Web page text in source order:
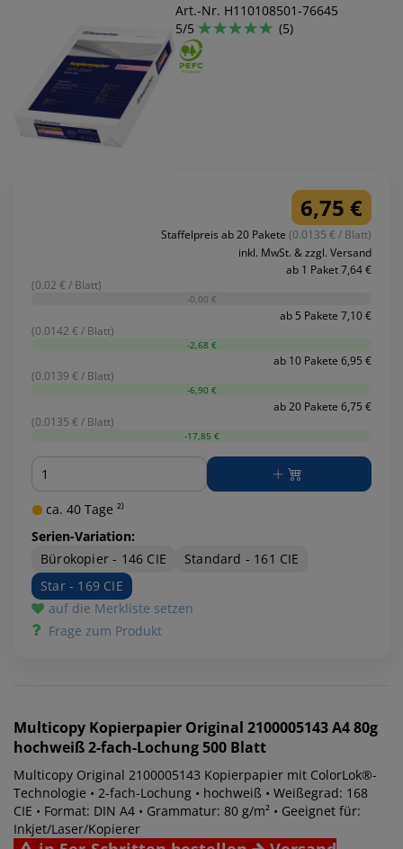
Art.-Nr. H110108501-76645
5/5
(5)
6,75 €
Staffelpreis ab 20 Pakete (0.0135 € / Blatt)
inkl. MwSt. & zzgl. Versand
ab 1 Paket 7,64 €
(0.02 € / Blatt)
-0,00 €
ab 5 Pakete 7,10 €
(0.0142 € / Blatt)
-2,68 €
ab 10 Pakete 6,95 €
(0.0139 € / Blatt)
-6,90 €
ab 20 Pakete 6,75 €
(0.0135 € / Blatt)
-17,85 €
Menge
ca. 40 Tage ²⁾
Serien-Variation:
Bürokopier - 146 CIE
Standard - 161 CIE
Star - 169 CIE
auf die Merkliste setzen
Frage zum Produkt
Multicopy Kopierpapier Original 2100005143 A4 80g
hochweiß 2-fach-Lochung 500 Blatt
Multicopy Original 2100005143 Kopierpapier mit ColorLok®-
Technologie • 2-fach-Lochung • hochweiß • Weißegrad: 168
CIE • Format: DIN A4 • Grammatur: 80 g/m² • Geeignet für:
Inkjet/Laser/Kopierer